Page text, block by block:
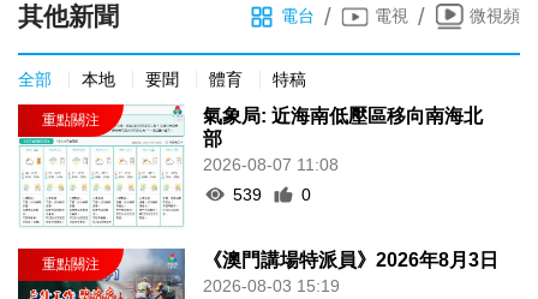
其他新聞 電台 / 電視 / 微視頻
全部 本地 要聞 體育 特稿
氣象局: 近海南低壓區移向南海北
部
2026-08-07 11:08
539
0
《澳門講場特派員》2026年8月3日
2026-08-03 15:19